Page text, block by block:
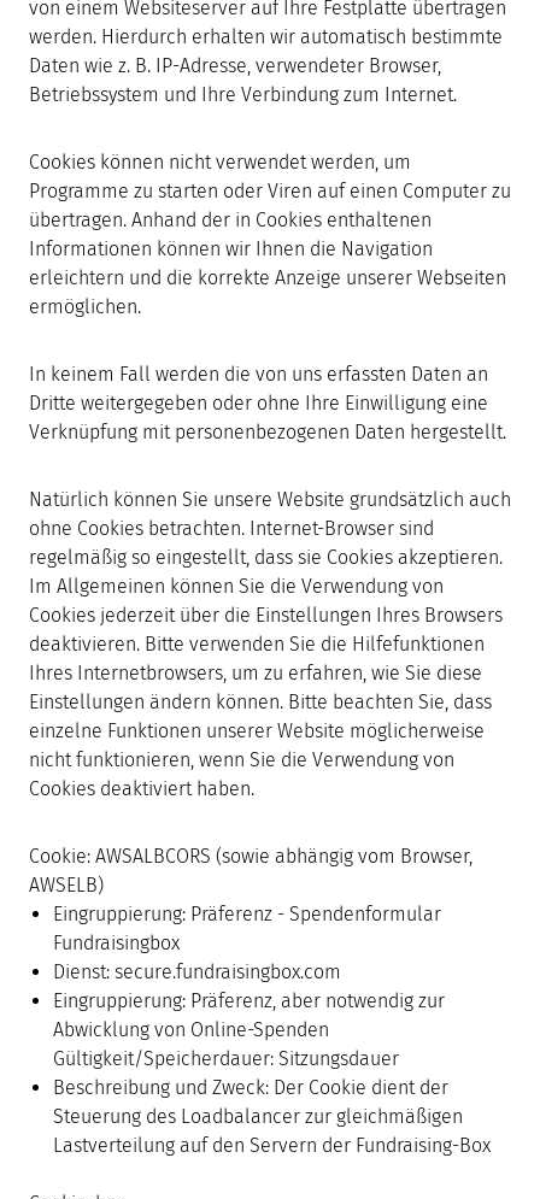
von einem Websiteserver auf Ihre Festplatte übertragen
werden. Hierdurch erhalten wir automatisch bestimmte
Daten wie z. B. IP-Adresse, verwendeter Browser,
Betriebssystem und Ihre Verbindung zum Internet.
Cookies können nicht verwendet werden, um
Programme zu starten oder Viren auf einen Computer zu
übertragen. Anhand der in Cookies enthaltenen
Informationen können wir Ihnen die Navigation
erleichtern und die korrekte Anzeige unserer Webseiten
ermöglichen.
In keinem Fall werden die von uns erfassten Daten an
Dritte weitergegeben oder ohne Ihre Einwilligung eine
Verknüpfung mit personenbezogenen Daten hergestellt.
Natürlich können Sie unsere Website grundsätzlich auch
ohne Cookies betrachten. Internet-Browser sind
regelmäßig so eingestellt, dass sie Cookies akzeptieren.
Im Allgemeinen können Sie die Verwendung von
Cookies jederzeit über die Einstellungen Ihres Browsers
deaktivieren. Bitte verwenden Sie die Hilfefunktionen
Ihres Internetbrowsers, um zu erfahren, wie Sie diese
Einstellungen ändern können. Bitte beachten Sie, dass
einzelne Funktionen unserer Website möglicherweise
nicht funktionieren, wenn Sie die Verwendung von
Cookies deaktiviert haben.
Cookie: AWSALBCORS (sowie abhängig vom Browser,
AWSELB)
Eingruppierung: Präferenz - Spendenformular
Fundraisingbox
Dienst: secure.fundraisingbox.com
Eingruppierung: Präferenz, aber notwendig zur
Abwicklung von Online-Spenden
Gültigkeit/Speicherdauer: Sitzungsdauer
Beschreibung und Zweck: Der Cookie dient der
Steuerung des Loadbalancer zur gleichmäßigen
Lastverteilung auf den Servern der Fundraising-Box